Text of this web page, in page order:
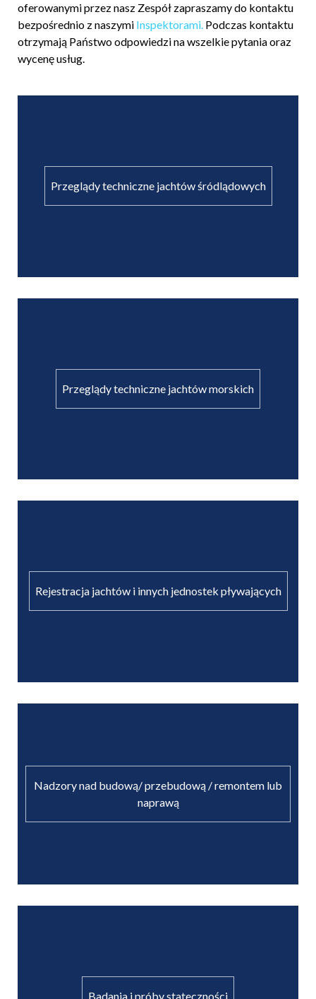
oferowanymi przez nasz Zespół zapraszamy do kontaktu
bezpośrednio z naszymi Inspektorami. Podczas kontaktu
otrzymają Państwo odpowiedzi na wszelkie pytania oraz
wycenę usług.
Przeglądy techniczne jachtów śródlądowych
Przeglądy techniczne jachtów morskich
Rejestracja jachtów i innych jednostek pływających
Nadzory nad budową/ przebudową / remontem lub
naprawą
Badania i próby stateczności